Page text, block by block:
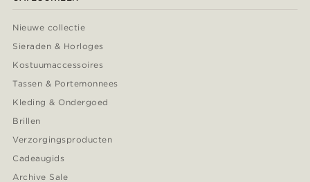
Nieuwe collectie
Sieraden & Horloges
Kostuumaccessoires
Tassen & Portemonnees
Kleding & Ondergoed
Brillen
Verzorgingsproducten
Cadeaugids
Archive Sale